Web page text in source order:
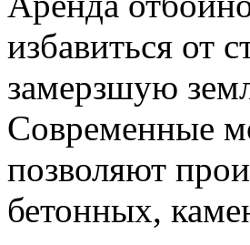
избавиться от
замерзшую
Современные
позволяют
бетонных,